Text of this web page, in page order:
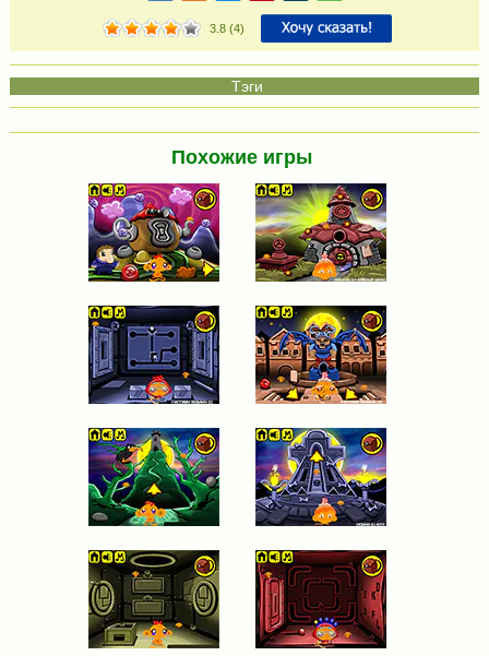
3.8(4)
Похожие игры